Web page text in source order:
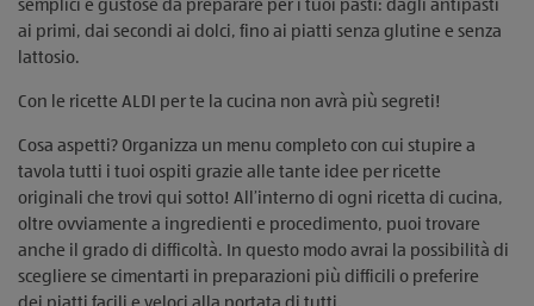
semplici e gustose da preparare per i tuoi pasti: dagli antipasti
ai primi, dai secondi ai dolci, fino ai piatti senza glutine e senza
lattosio.
Con le ricette ALDI per te la cucina non avrà più segreti!
Cosa aspetti? Organizza un menu completo con cui stupire a
tavola tutti i tuoi ospiti grazie alle tante idee per ricette
originali che trovi qui sotto! All’interno di ogni ricetta di cucina,
oltre ovviamente a ingredienti e procedimento, puoi trovare
anche il grado di difficoltà. In questo modo avrai la possibilità di
scegliere se cimentarti in preparazioni più difficili o preferire